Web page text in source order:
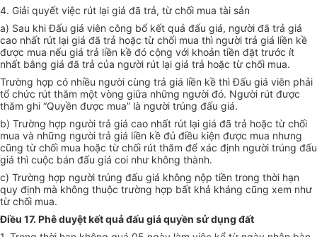
4. Giải quyết việc rút lại giá đã trả, từ chối mua tài sản
a) Sau khi Đấu giá viên công bố kết quả đấu giá, người đã trả giá
cao nhất rút lại giá đã trả hoặc từ chối mua thì người trả giá liền kề
được mua nếu giá trả liền kề đó cộng với khoản tiền đặt trước ít
nhất bằng giá đã trả của người rút lại giá trả hoặc từ chối mua.
Trường hợp có nhiều người cùng trả giá liền kề thì Đấu giá viên phải
tổ chức rút thăm một vòng giữa những người đó. Người rút được
thăm ghi “Quyền được mua” là người trúng đấu giá.
b) Trường hợp người trả giá cao nhất rút lại giá đã trả hoặc từ chối
mua và những người trả giá liền kề đủ điều kiện được mua nhưng
cũng từ chối mua hoặc từ chối rút thăm để xác định người trúng đấu
giá thì cuộc bán đấu giá coi như không thành.
c) Trường hợp người trúng đấu giá không nộp tiền trong thời hạn
quy định mà không thuộc trường hợp bất khả kháng cũng xem như
từ chối mua.
Điều 17. Phê duyệt kết quả đấu giá quyền sử dụng đất